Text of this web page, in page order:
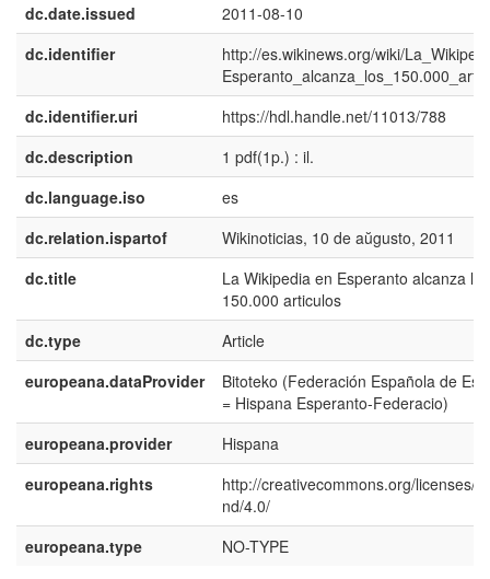
dc.date.issued
2011-08-10
dc.identifier
http://es.wikinews.org/wiki/
dc.identifier.uri
https://hdl.handle.net/11013/788
dc.description
1 pdf(1p.) : il.
dc.language.iso
es
dc.relation.ispartof
Wikinoticias, 10 de aŭgusto, 2011
dc.title
La Wikipedia en Esperanto alcanza los
150.000 articulos
dc.type
Article
europeana.dataProvider
Bitoteko (Federación Española de
= Hispana Esperanto-Federacio)
europeana.provider
Hispana
europeana.rights
http://creativecommons.org/licenses/
nd/4.0/
europeana.type
NO-TYPE